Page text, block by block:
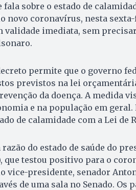
fala sobre o estado de
novo coronavírus, nesta
validade imediata, sem
permite que o governo
previstos na lei
da doença. A medida
e na população em
de calamidade com a Lei de
razão do estado de saúde do
que testou positivo para o
vice-presidente, senador
de uma sala no Senado.